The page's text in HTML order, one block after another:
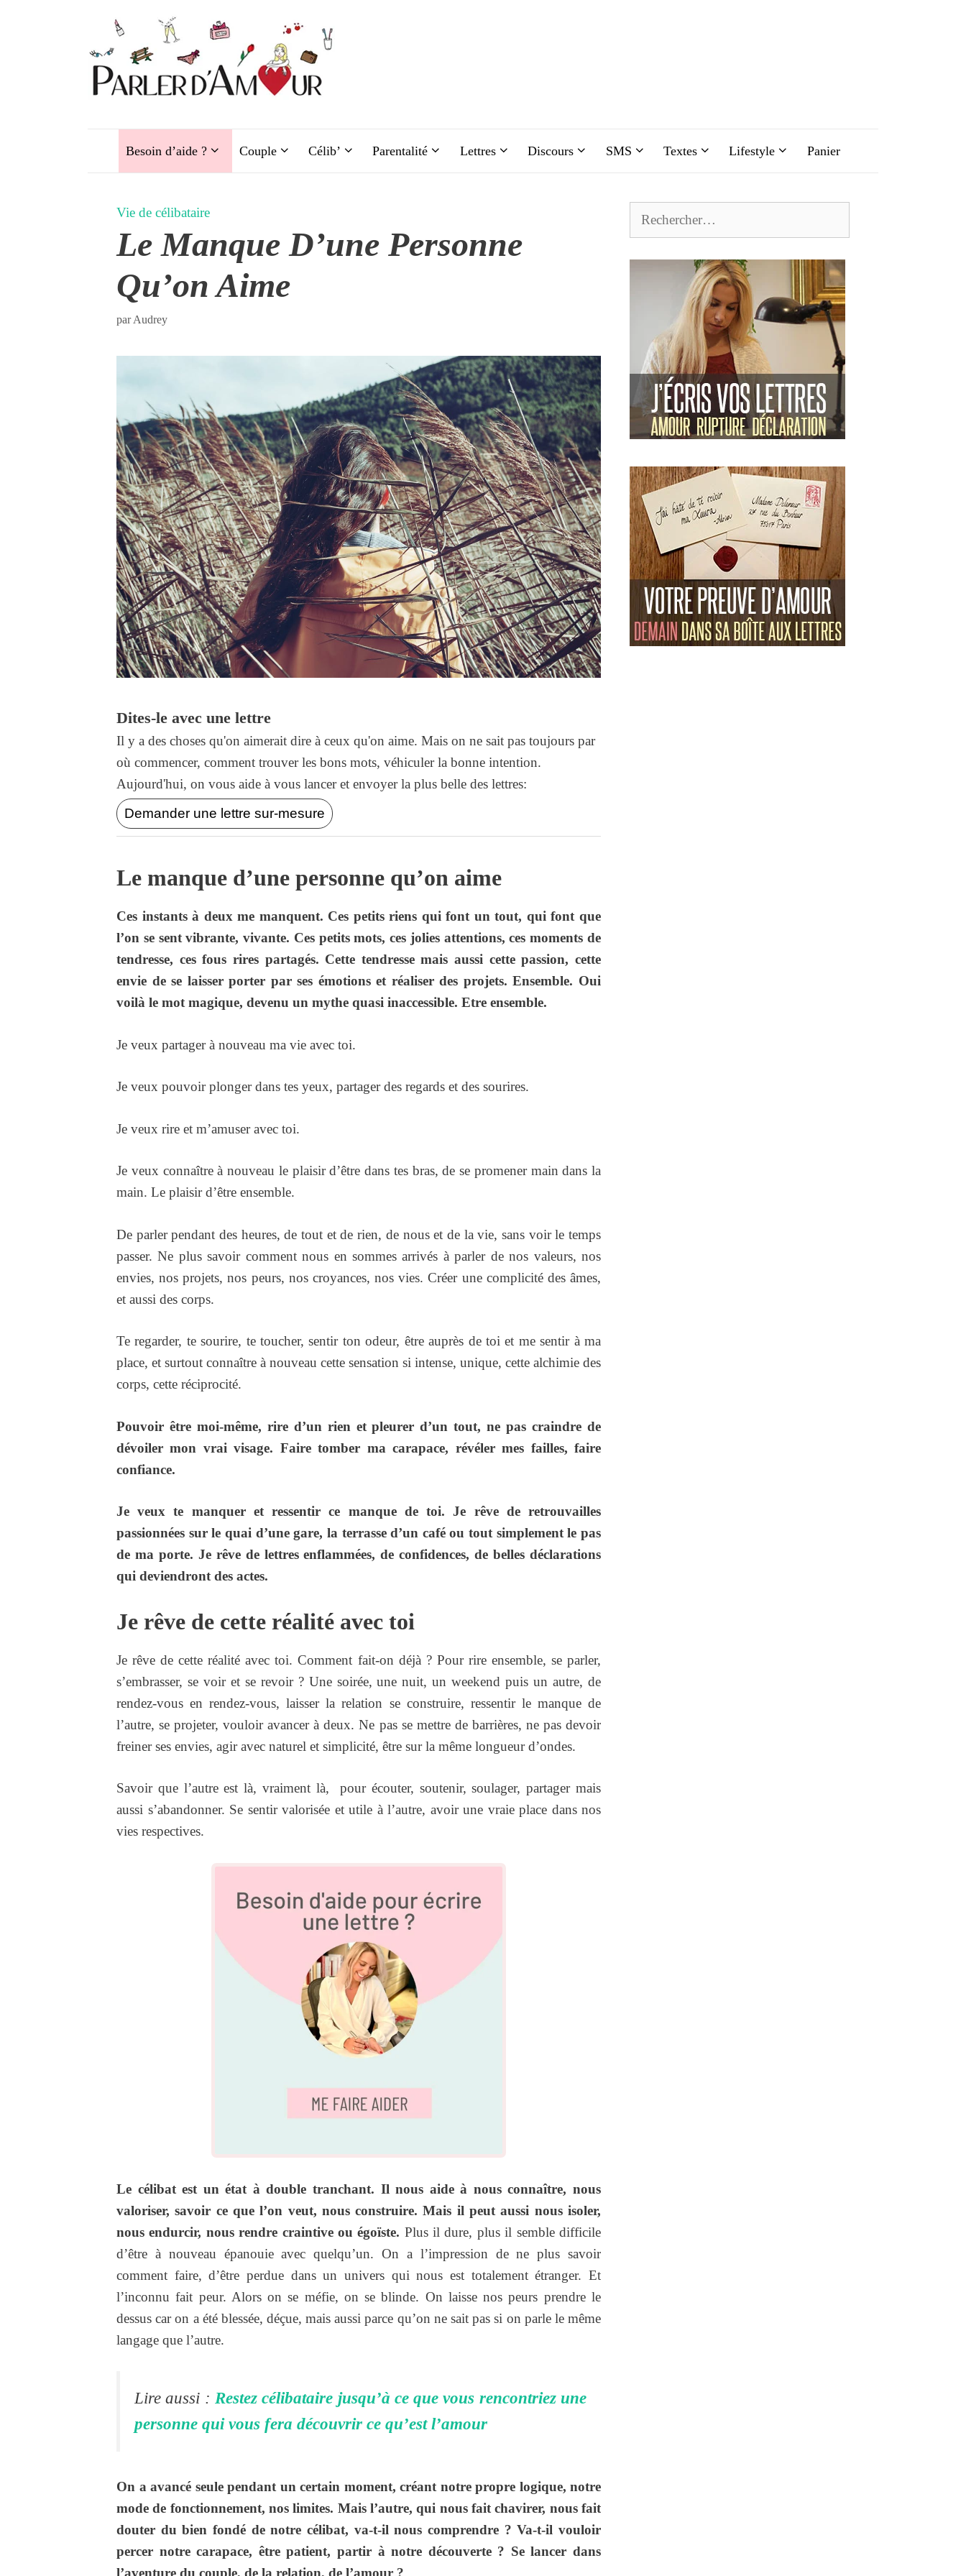
Besoin d’aide ? Couple Célib’ Parentalité Lettres Discours SMS Textes Lifestyle Panier
Vie de célibataire
Le Manque D’une Personne
Qu’on Aime
parAudrey
Dites-le avec une lettre
Il y a des choses qu'on aimerait dire à ceux qu'on aime. Mais on ne sait pas toujours par
où commencer, comment trouver les bons mots, véhiculer la bonne intention.
Aujourd'hui, on vous aide à vous lancer et envoyer la plus belle des lettres:
Demander une lettre sur-mesure
Le manque d’une personne qu’on aime
Ces instants à deux me manquent. Ces petits riens qui font un tout, qui font que
l’on se sent vibrante, vivante. Ces petits mots, ces jolies attentions, ces moments de
tendresse, ces fous rires partagés. Cette tendresse mais aussi cette passion, cette
envie de se laisser porter par ses émotions et réaliser des projets. Ensemble. Oui
voilà le mot magique, devenu un mythe quasi inaccessible. Etre ensemble.
Je veux partager à nouveau ma vie avec toi.
Je veux pouvoir plonger dans tes yeux, partager des regards et des sourires.
Je veux rire et m’amuser avec toi.
Je veux connaître à nouveau le plaisir d’être dans tes bras, de se promener main dans la
main. Le plaisir d’être ensemble.
De parler pendant des heures, de tout et de rien, de nous et de la vie, sans voir le temps
passer. Ne plus savoir comment nous en sommes arrivés à parler de nos valeurs, nos
envies, nos projets, nos peurs, nos croyances, nos vies. Créer une complicité des âmes,
et aussi des corps.
Te regarder, te sourire, te toucher, sentir ton odeur, être auprès de toi et me sentir à ma
place, et surtout connaître à nouveau cette sensation si intense, unique, cette alchimie des
corps, cette réciprocité.
Pouvoir être moi-même, rire d’un rien et pleurer d’un tout, ne pas craindre de
dévoiler mon vrai visage. Faire tomber ma carapace, révéler mes failles, faire
confiance.
Je veux te manquer et ressentir ce manque de toi. Je rêve de retrouvailles
passionnées sur le quai d’une gare, la terrasse d’un café ou tout simplement le pas
de ma porte. Je rêve de lettres enflammées, de confidences, de belles déclarations
qui deviendront des actes.
Je rêve de cette réalité avec toi
Je rêve de cette réalité avec toi. Comment fait-on déjà ? Pour rire ensemble, se parler,
s’embrasser, se voir et se revoir ? Une soirée, une nuit, un weekend puis un autre, de
rendez-vous en rendez-vous, laisser la relation se construire, ressentir le manque de
l’autre, se projeter, vouloir avancer à deux. Ne pas se mettre de barrières, ne pas devoir
freiner ses envies, agir avec naturel et simplicité, être sur la même longueur d’ondes.
Savoir que l’autre est là, vraiment là, pour écouter, soutenir, soulager, partager mais
aussi s’abandonner. Se sentir valorisée et utile à l’autre, avoir une vraie place dans nos
vies respectives.
Le célibat est un état à double tranchant. Il nous aide à nous connaître, nous
valoriser, savoir ce que l’on veut, nous construire. Mais il peut aussi nous isoler,
nous endurcir, nous rendre craintive ou égoïste. Plus il dure, plus il semble difficile
d’être à nouveau épanouie avec quelqu’un. On a l’impression de ne plus savoir
comment faire, d’être perdue dans un univers qui nous est totalement étranger. Et
l’inconnu fait peur. Alors on se méfie, on se blinde. On laisse nos peurs prendre le
dessus car on a été blessée, déçue, mais aussi parce qu’on ne sait pas si on parle le même
langage que l’autre.
Lire aussi : Restez célibataire jusqu’à ce que vous rencontriez une
personne qui vous fera découvrir ce qu’est l’amour
On a avancé seule pendant un certain moment, créant notre propre logique, notre
mode de fonctionnement, nos limites. Mais l’autre, qui nous fait chavirer, nous fait
douter du bien fondé de notre célibat, va-t-il nous comprendre ? Va-t-il vouloir
percer notre carapace, être patient, partir à notre découverte ? Se lancer dans